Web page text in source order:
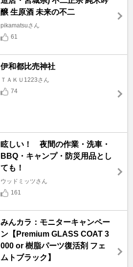
醸 生原酒 未来の不二
pikamatsuさん
61
伊和都比売神社
ＴＡＫＵ1223さん
74
眩しい！ 夜間の作業・洗車・
BBQ・キャンプ・防災用品とし
ても！
ウッドミッツさん
161
みんカラ：モニターキャンペー
ン【Premium GLASS COAT 3
000 or 樹脂パーツ復活剤 フェ
ムトブラック】